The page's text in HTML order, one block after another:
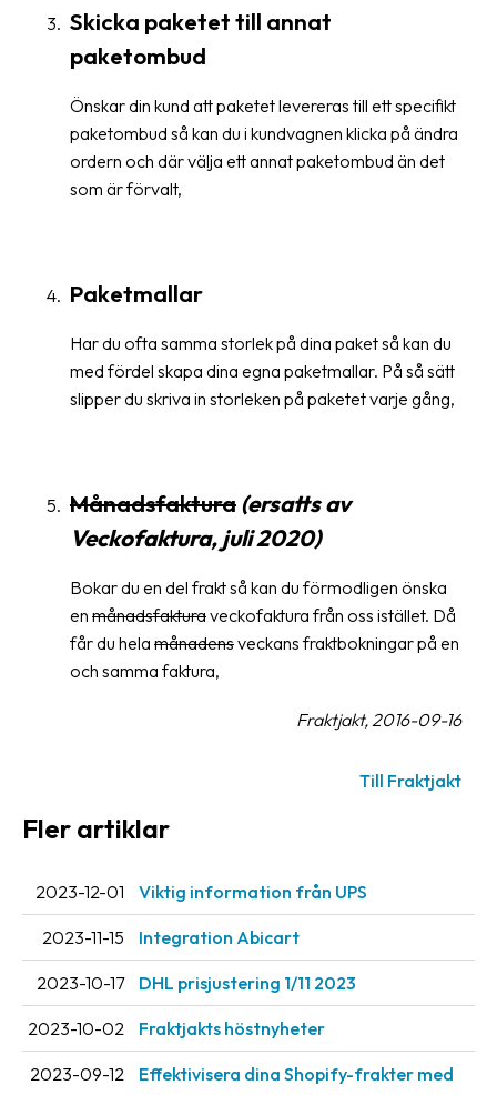
Om
Om
Fraktjakt
Pressrum
Jobb
karriär
Nyhetsarkiv
Villkor
villkor
Integritet
Förbjudet
Skicka paketet till annat
paketombud
Önskar din kund att paketet levereras till ett specifikt
paketombud så kan du i kundvagnen klicka på ändra
ordern och där välja ett annat paketombud än det
som är förvalt,
Paketmallar
Har du ofta samma storlek på dina paket så kan du
med fördel skapa dina egna paketmallar. På så sätt
slipper du skriva in storleken på paketet varje gång,
Månadsfaktura(ersatts av
Veckofaktura, juli 2020)
Bokar du en del frakt så kan du förmodligen önska
en månadsfakturaveckofaktura från oss istället. Då
får du hela månadensveckans fraktbokningar på en
och samma faktura,
Fraktjakt, 2016-09-16
Till Fraktjakt
Fler artiklar
2023-12-01 Viktig information från UPS
2023-11-15 Integration Abicart
2023-10-17 DHL prisjustering 1/11 2023
2023-10-02 Fraktjakts höstnyheter
2023-09-12
Effektivisera dina Shopify-frakter med